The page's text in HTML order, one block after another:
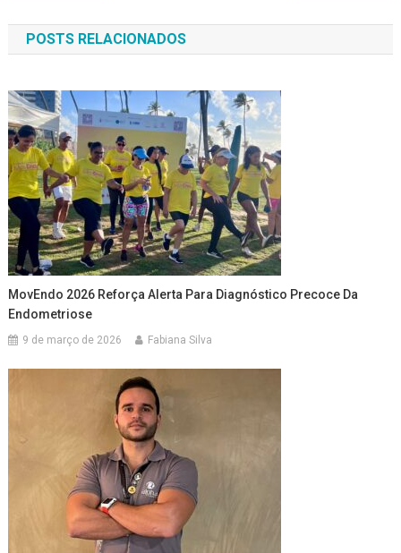
de
Post
POSTS RELACIONADOS
MovEndo 2026 Reforça Alerta Para Diagnóstico Precoce Da
Endometriose
9 de março de 2026 Fabiana Silva